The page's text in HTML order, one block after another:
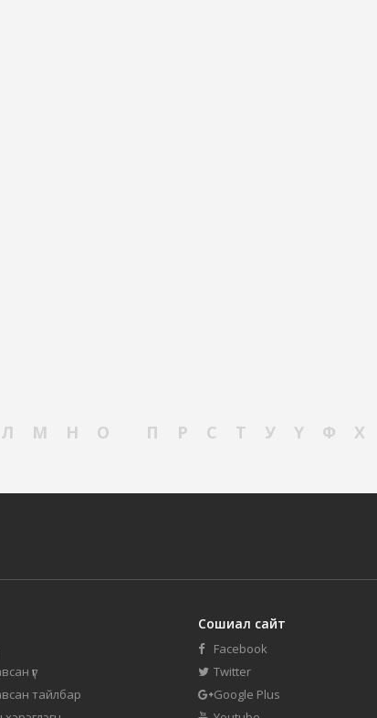
Л М Н О П Р С Т У Ү Ф Х
үг
тайлбар
Сошиал сайт
Facebook
Twitter
Google Plus